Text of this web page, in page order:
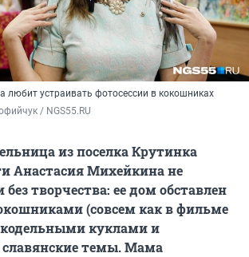
любит устраивать фотосессии в кокошниках
/ NGS55.RU
из поселка Крутинка
Анастасия Михейкина не
творчества: ее дом обставлен
(совсем как в фильме
куклами и
темы. Мама